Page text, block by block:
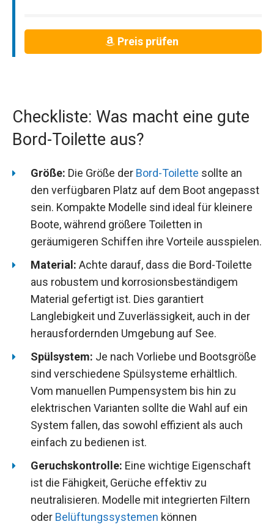
Preis prüfen
Checkliste: Was macht eine gute
Bord-Toilette aus?
Größe: Die Größe der Bord-Toilette sollte an
den verfügbaren Platz auf dem Boot angepasst
sein. Kompakte Modelle sind ideal für kleinere
Boote, während größere Toiletten in
geräumigeren Schiffen ihre Vorteile ausspielen.
Material: Achte darauf, dass die Bord-Toilette
aus robustem und korrosionsbeständigem
Material gefertigt ist. Dies garantiert
Langlebigkeit und Zuverlässigkeit, auch in der
herausfordernden Umgebung auf See.
Spülsystem: Je nach Vorliebe und Bootsgröße
sind verschiedene Spülsysteme erhältlich.
Vom manuellen Pumpensystem bis hin zu
elektrischen Varianten sollte die Wahl auf ein
System fallen, das sowohl effizient als auch
einfach zu bedienen ist.
Geruchskontrolle: Eine wichtige Eigenschaft
ist die Fähigkeit, Gerüche effektiv zu
neutralisieren. Modelle mit integrierten Filtern
oder Belüftungssystemen können